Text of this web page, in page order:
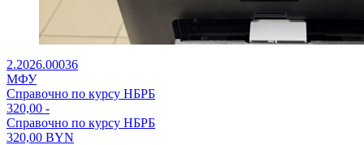
2.2026.00036
МФУ
Справочно по курсу НБРБ
320,00 -
Справочно по курсу НБРБ
320,00 BYN